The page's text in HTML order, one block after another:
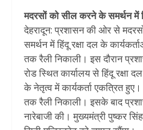
मदरसों को सील करने के समर्थन में
देहरादून: प्रशासन की ओर से
समर्थन में हिंदू रक्षा दल के
तक रैली निकाली। इस दौरान
रोड स्थित कार्यालय से हिंदू रक्षा
के नेतृत्व में कार्यकर्ता एकत्रित
तक रैली निकाली। इसके बाद
नारेबाजी की। मुख्यमंत्री पुष्कर